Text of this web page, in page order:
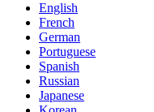
English
French
German
Portuguese
Spanish
Russian
Japanese